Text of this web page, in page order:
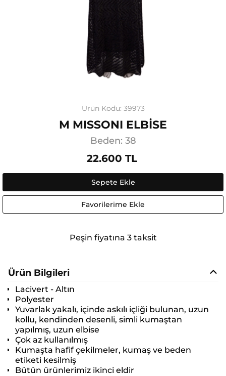
Ürün Kodu: 39973
M MISSONI ELBİSE
Beden: 38
22.600 TL
Sepete Ekle
Favorilerime Ekle
Peşin fiyatına 3 taksit
Ürün Bilgileri
Lacivert - Altın
Polyester
Yuvarlak yakalı, içinde askılı içliği bulunan, uzun
kollu, kendinden desenli, simli kumaştan
yapılmış, uzun elbise
Çok az kullanılmış
Kumaşta hafif çekilmeler, kumaş ve beden
etiketi kesilmiş
Bütün ürünlerimiz ikinci eldir